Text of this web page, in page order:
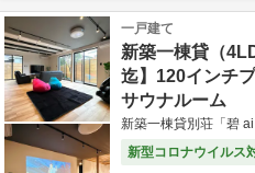
一戸建て
新築一棟貸（
迄】120インチ
サウナルーム
新築一棟貸別荘「碧 ai
新型コロナウイルス